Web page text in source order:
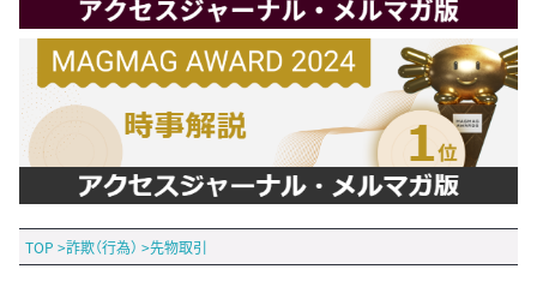
TOP >詐欺（行為） >先物取引